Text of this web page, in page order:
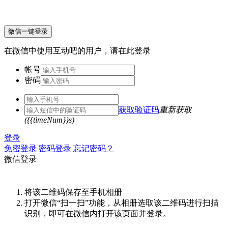
微信一键登录
在微信中使用互动吧的用户，请在此登录
帐号
密码
获取验证码重新获取
({{timeNum}}s)
登录
免密登录 密码登录 忘记密码？
微信登录
将该二维码保存至手机相册
打开微信“扫一扫”功能，从相册选取该二维码进行扫描
识别，即可在微信内打开该页面并登录。